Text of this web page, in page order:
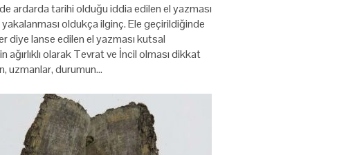
ardarda tarihi olduğu iddia edilen el yazması
oldukça ilginç. Ele geçirildiğinde
diye lanse edilen el yazması kutsal
ağırlıklı olarak Tevrat ve İncil olması dikkat
uzmanlar, durumun…